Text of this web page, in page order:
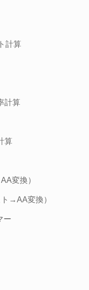
計算
計算
算
変換）
→AA変換）
ー